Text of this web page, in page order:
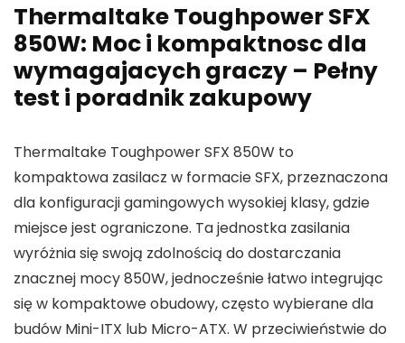
Thermaltake Toughpower SFX
850W: Moc i kompaktnosc dla
wymagajacych graczy – Pełny
test i poradnik zakupowy
Thermaltake Toughpower SFX 850W to
kompaktowa zasilacz w formacie SFX, przeznaczona
dla konfiguracji gamingowych wysokiej klasy, gdzie
miejsce jest ograniczone. Ta jednostka zasilania
wyróżnia się swoją zdolnością do dostarczania
znacznej mocy 850W, jednocześnie łatwo integrując
się w kompaktowe obudowy, często wybierane dla
budów Mini-ITX lub Micro-ATX. W przeciwieństwie do